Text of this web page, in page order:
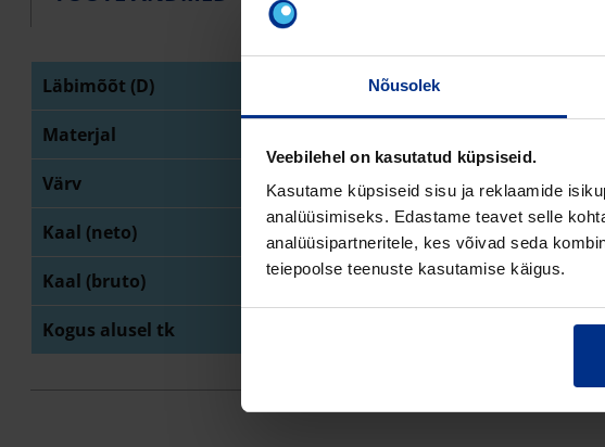
Nõusolek
Veebilehel on kasutatud küpsiseid.
Kasutame küpsiseid sisu ja reklaamide
analüüsimiseks. Edastame teavet selle
analüüsipartneritele, kes võivad seda
teiepoolse teenuste kasutamise käigus.
Läbimõõt (D)
Materjal
Värv must
Kaal (neto) 0,021
Kaal (bruto) 0,021
Kogus alusel tk